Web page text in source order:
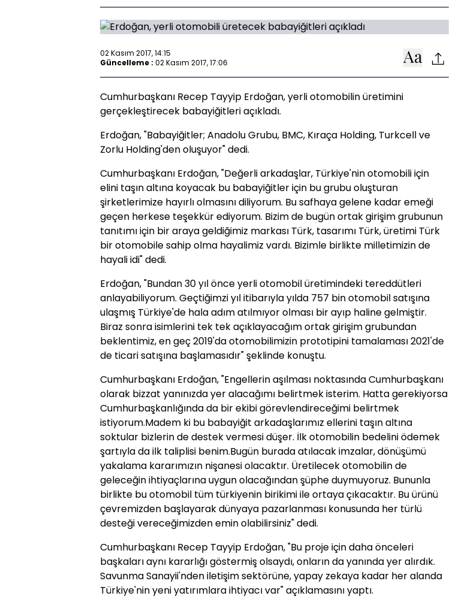
02 Kasım 2017, 14:15
Güncelleme : 02 Kasım 2017, 17:06
Cumhurbaşkanı Recep Tayyip Erdoğan, yerli otomobilin üretimini
gerçekleştirecek babayiğitleri açıkladı.
Erdoğan, "Babayiğitler; Anadolu Grubu, BMC, Kıraça Holding, Turkcell ve
Zorlu Holding'den oluşuyor" dedi.
Cumhurbaşkanı Erdoğan, "Değerli arkadaşlar, Türkiye'nin otomobili için
elini taşın altına koyacak bu babayiğitler için bu grubu oluşturan
şirketlerimize hayırlı olmasını diliyorum. Bu safhaya gelene kadar emeği
geçen herkese teşekkür ediyorum. Bizim de bugün ortak girişim grubunun
tanıtımı için bir araya geldiğimiz markası Türk, tasarımı Türk, üretimi Türk
bir otomobile sahip olma hayalimiz vardı. Bizimle birlikte milletimizin de
hayali idi" dedi.
Erdoğan, "Bundan 30 yıl önce yerli otomobil üretimindeki tereddütleri
anlayabiliyorum. Geçtiğimzi yıl itibarıyla yılda 757 bin otomobil satışına
ulaşmış Türkiye'de hala adım atılmıyor olması bir ayıp haline gelmiştir.
Biraz sonra isimlerini tek tek açıklayacağım ortak girişim grubundan
beklentimiz, en geç 2019'da otomobilimizin prototipini tamalaması 2021'de
de ticari satışına başlamasıdır" şeklinde konuştu.
Cumhurbaşkanı Erdoğan, "Engellerin aşılması noktasında Cumhurbaşkanı
olarak bizzat yanınızda yer alacağımı belirtmek isterim. Hatta gerekiyorsa
Cumhurbaşkanlığında da bir ekibi görevlendireceğimi belirtmek
istiyorum.Madem ki bu babayiğit arkadaşlarımız ellerini taşın altına
soktular bizlerin de destek vermesi düşer. İlk otomobilin bedelini ödemek
şartıyla da ilk taliplisi benim.Bugün burada atılacak imzalar, dönüşümü
yakalama kararımızın nişanesi olacaktır. Üretilecek otomobilin de
geleceğin ihtiyaçlarına uygun olacağından şüphe duymuyoruz. Bununla
birlikte bu otomobil tüm türkiyenin birikimi ile ortaya çıkacaktır. Bu ürünü
çevremizden başlayarak dünyaya pazarlanması konusunda her türlü
desteği vereceğimizden emin olabilirsiniz" dedi.
Cumhurbaşkanı Recep Tayyip Erdoğan, "Bu proje için daha önceleri
başkaları aynı kararlığı göstermiş olsaydı, onların da yanında yer alırdık.
Savunma Sanayii'nden iletişim sektörüne, yapay zekaya kadar her alanda
Türkiye'nin yeni yatırımlara ihtiyacı var" açıklamasını yaptı.